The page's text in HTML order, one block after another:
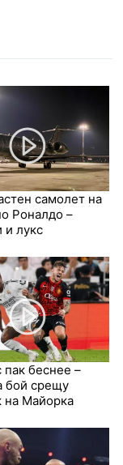
самолет на
Роналдо –
и лукс
пак беснее –
бой срещу
на Майорка